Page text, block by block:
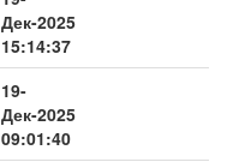
Дек-2025
15:14:37
19-
Дек-2025
09:01:40